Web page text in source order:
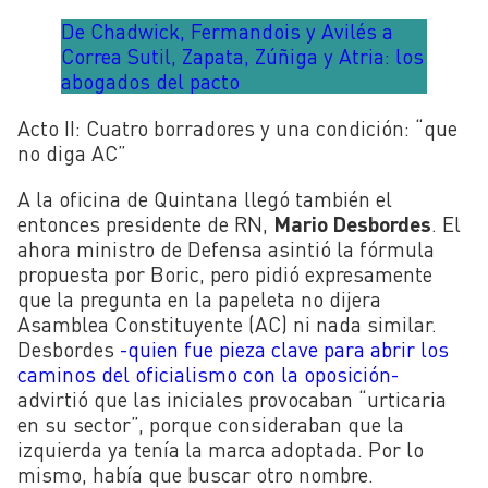
De Chadwick, Fermandois y Avilés a
Correa Sutil, Zapata, Zúñiga y Atria: los
abogados del pacto
Acto II: Cuatro borradores y una condición: “que
no diga AC”
A la oficina de Quintana llegó también el
entonces presidente de RN, Mario Desbordes. El
ahora ministro de Defensa asintió la fórmula
propuesta por Boric, pero pidió expresamente
que la pregunta en la papeleta no dijera
Asamblea Constituyente (AC) ni nada similar.
Desbordes -quien fue pieza clave para abrir los
caminos del oficialismo con la oposición-
advirtió que las iniciales provocaban “urticaria
en su sector”, porque consideraban que la
izquierda ya tenía la marca adoptada. Por lo
mismo, había que buscar otro nombre.